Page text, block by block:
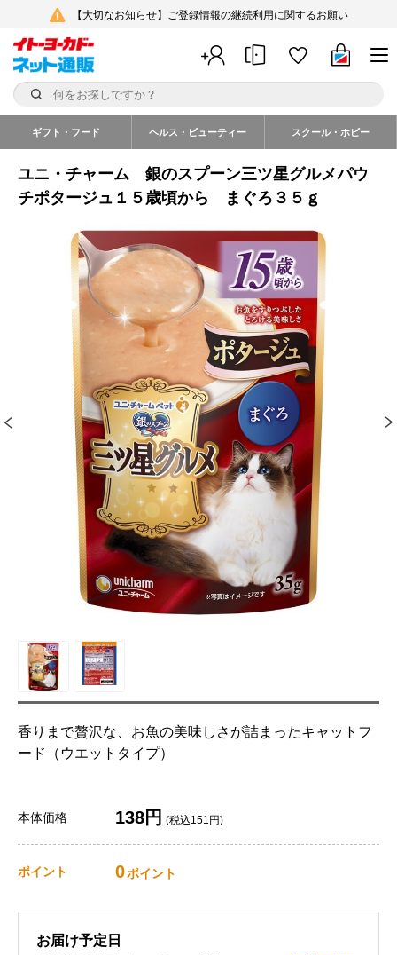
【大切なお知らせ】ご登録情報の継続利用に関するお願い
ギフト・フード ヘルス・ビューティー スクール・ホビー
ユニ・チャーム 銀のスプーン三ツ星グルメパウ
チポタージュ１５歳頃から まぐろ３５ｇ
香りまで贅沢な、お魚の美味しさが詰まったキャットフ
ード（ウエットタイプ）
本体価格 138円 (税込151円)
ポイント 0ポイント
お届け予定日